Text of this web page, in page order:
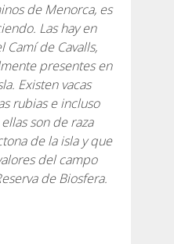
de Menorca, es
Las hay en
Camí de Cavalls,
presentes en
Existen vacas
rubias e incluso
son de raza
de la isla y que
del campo
de Biosfera.